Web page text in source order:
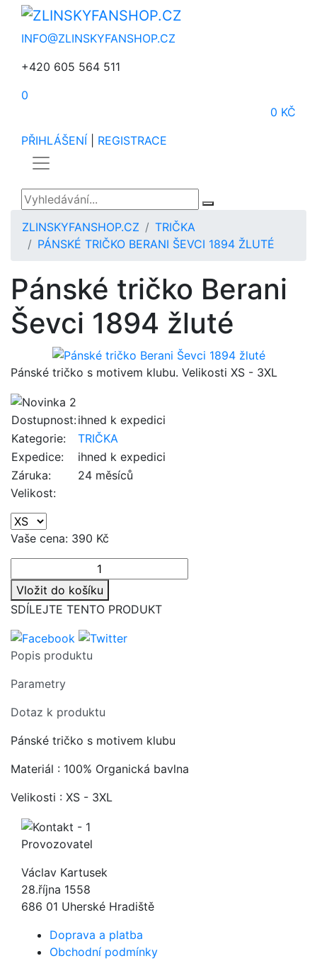
INFO@ZLINSKYFANSHOP.CZ
+420 605 564 511
0
0 KČ
PŘIHLÁŠENÍ
REGISTRACE
ZLINSKYFANSHOP.CZ
TRIČKA
PÁNSKÉ TRIČKO BERANI ŠEVCI 1894 ŽLUTÉ
Pánské tričko Berani
Ševci 1894 žluté
Pánské tričko s motivem klubu. Velikosti XS - 3XL
Dostupnost:ihned k expedici
Kategorie:
TRIČKA
Expedice:
ihned k expedici
Záruka:
24 měsíců
Velikost:
Vaše cena: 390 Kč
Vložit do košíku
SDÍLEJTE TENTO PRODUKT
Popis produktu
Parametry
Dotaz k produktu
Pánské tričko s motivem klubu
Materiál : 100% Organická bavlna
Velikosti : XS - 3XL
Provozovatel
Václav Kartusek
28.října 1558
686 01 Uherské Hradiště
Doprava a platba
Obchodní podmínky